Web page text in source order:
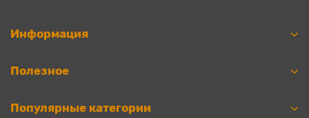
Информация
Полезное
Популярные категории